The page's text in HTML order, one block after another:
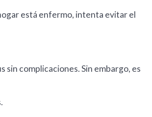
está enfermo, intenta evitar el
sin complicaciones. Sin embargo, es